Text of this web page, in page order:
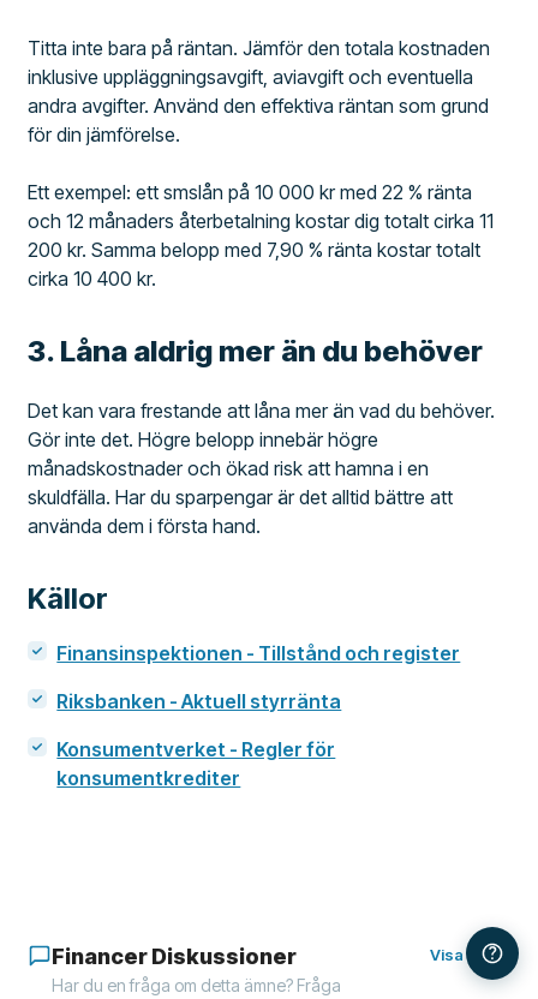
Titta inte bara på räntan. Jämför den totala kostnaden
inklusive uppläggningsavgift, aviavgift och eventuella
andra avgifter. Använd den effektiva räntan som grund
för din jämförelse.
Ett exempel: ett smslån på 10 000 kr med 22 % ränta
och 12 månaders återbetalning kostar dig totalt cirka 11
200 kr. Samma belopp med 7,90 % ränta kostar totalt
cirka 10 400 kr.
3. Låna aldrig mer än du behöver
Det kan vara frestande att låna mer än vad du behöver.
Gör inte det. Högre belopp innebär högre
månadskostnader och ökad risk att hamna i en
skuldfälla. Har du sparpengar är det alltid bättre att
använda dem i första hand.
Källor
Finansinspektionen - Tillstånd och register
Riksbanken - Aktuell styrränta
Konsumentverket - Regler för
konsumentkrediter
Financer Diskussioner
Har du en fråga om detta ämne? Fråga
Visa alla